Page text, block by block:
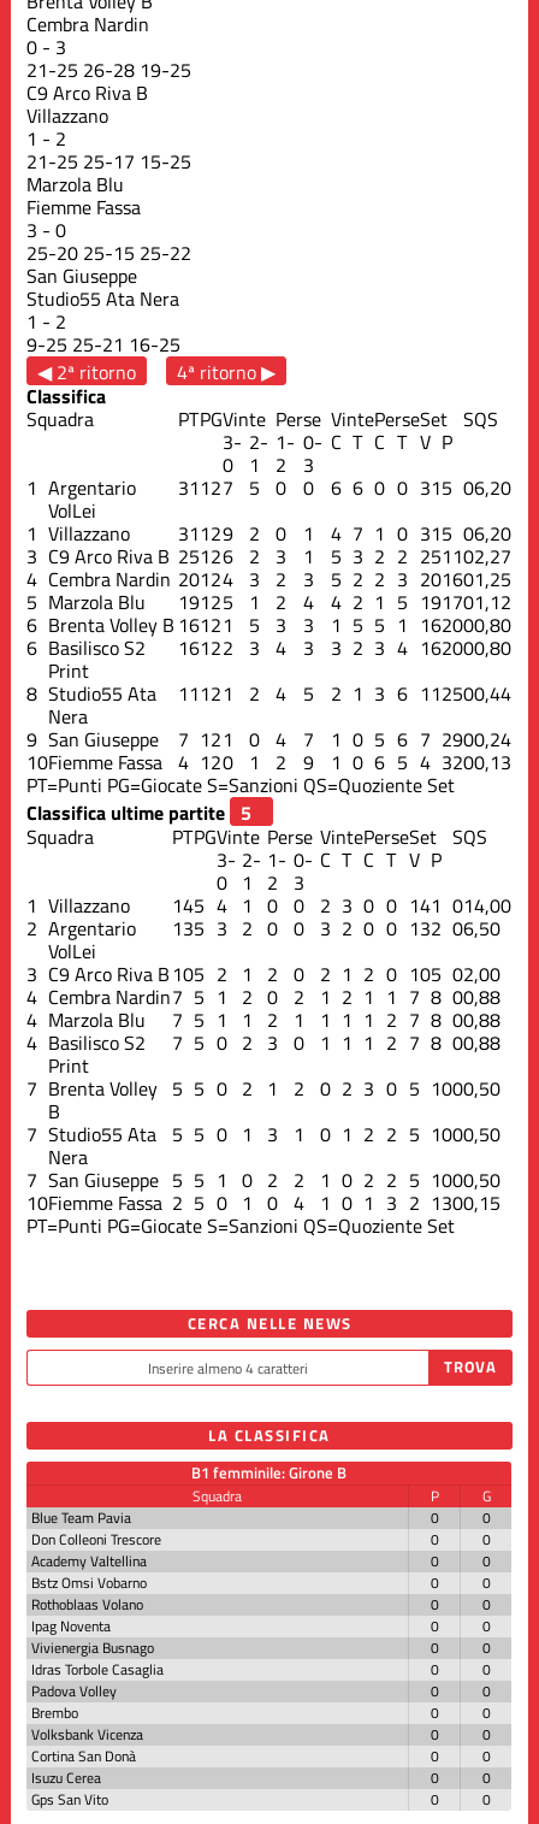
Cembra Nardin
0 - 3
21-25 26-28 19-25
C9 Arco Riva B
Villazzano
1 - 2
21-25 25-17 15-25
Marzola Blu
Fiemme Fassa
3 -0
25-20 25-15 25-22
San Giuseppe
Studio55 Ata Nera
1 - 2
9-25 25-21 16-25
◀ 2ª ritorno
4ª ritorno ▶
Classifica
Squadra PTPGVinte Perse VintePerseSet SQS
3-
0
2-
1
1-
2
0-
3
C T C T V P
1 Argentario
VolLei
31127 5 0 0 6 6 0 0 315 06,20
1 Villazzano 31129 2 0 1 4 7 1 0 315 06,20
3 C9 Arco Riva B 25126 2 3 1 5 3 2 2 251102,27
4 Cembra Nardin 20124 3 2 3 5 2 2 3 201601,25
5 Marzola Blu 19125 1 2 4 4 2 1 5 191701,12
6 Brenta Volley B 16121 5 3 3 1 5 5 1 162000,80
6 Basilisco S2
Print
16122 3 4 3 3 2 3 4 162000,80
8 Studio55 Ata
Nera
11121 2 4 5 2 1 3 6 112500,44
9 San Giuseppe 7 121 0 4 7 1 0 5 6 7 2900,24
10Fiemme Fassa 4 120 1 2 9 1 0 6 5 4 3200,13
PT=Punti PG=GiocateS=Sanzioni QS=Quoziente Set
Classifica ultime partite
Squadra
PTPGVinte Perse VintePerseSet SQS
3-
0
2-
1
1-
2
0-
3
C T C T V P
1 Villazzano 145 4 1 0 0 2 3 0 0 141 014,00
2 Argentario
VolLei
135 3 2 0 0 3 2 0 0 132 06,50
3 C9 Arco Riva B 105 2 1 2 0 2 1 2 0 105 02,00
4 Cembra Nardin7 5 1 2 0 2 1 2 1 1 7 8 00,88
4 Marzola Blu 7 5 1 1 2 1 1 1 1 2 7 8 00,88
4 Basilisco S2
Print
7 5 0 2 3 0 1 1 1 2 7 8 00,88
7 Brenta Volley
B
5 5 0 2 1 2 0 2 3 0 5 1000,50
7 Studio55 Ata
Nera
5 5 0 1 3 1 0 1 2 2 5 1000,50
7 San Giuseppe 5 5 1 0 2 2 1 0 2 2 5 1000,50
10Fiemme Fassa 2 5 0 1 0 4 1 0 1 3 2 1300,15
PT=Punti PG=GiocateS=Sanzioni QS=Quoziente Set
CERCA NELLE NEWS
LA CLASSIFICA
B1 femminile: Girone B
Squadra P
G
Blue Team Pavia
0
0
Don Colleoni Trescore
0
0
Academy Valtellina
0
0
Bstz Omsi Vobarno
0
0
Rothoblaas Volano
0
0
Ipag Noventa
0
0
Vivienergia Busnago
0
0
Idras Torbole Casaglia
0
0
Padova Volley
0
0
Brembo
0
0
Volksbank Vicenza
0
0
Cortina San Donà
0
0
Isuzu Cerea
0
0
Gps San Vito
0 0